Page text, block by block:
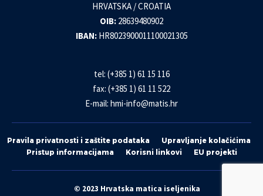
HRVATSKA / CROATIA
OIB: 28639480902
IBAN: HR8023900011100021305
tel: (+385 1) 61 15 116
fax: (+385 1) 61 11 522
E-mail: hmi-info@matis.hr
Pravila privatnosti i zaštite podataka
Upravljanje kolačićima
Pristup informacijama
Korisni linkovi EU projekti
© 2023 Hrvatska matica iseljenika